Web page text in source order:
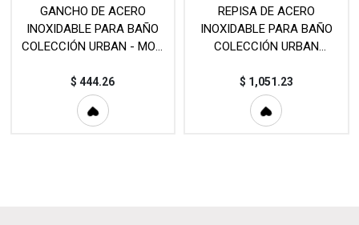
GANCHO DE ACERO
INOXIDABLE PARA BAÑO
COLECCIÓN URBAN - MOD.
$444.26
REPISA DE ACERO
INOXIDABLE PARA BAÑO
COLECCIÓN URBAN
EST
$ 1,051.23